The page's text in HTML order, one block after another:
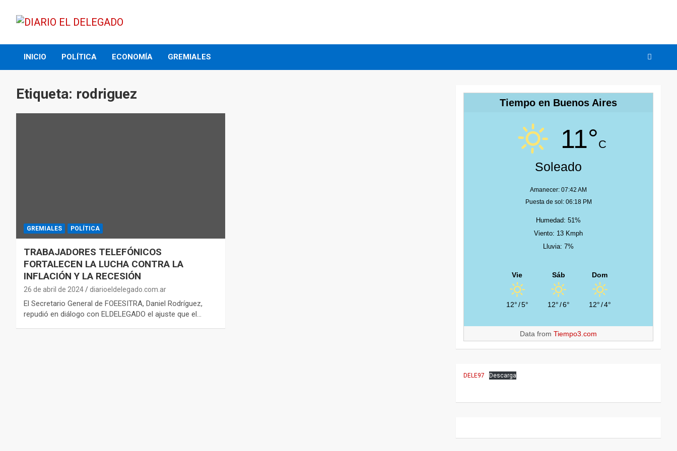
content
DIARIO EL DELEGADO
INICIO POLÍTICA ECONOMÍA GREMIALES
Etiqueta: rodriguez
GREMIALES POLÍTICA
TRABAJADORES TELEFÓNICOS
FORTALECEN LA LUCHA CONTRA LA
INFLACIÓN Y LA RECESIÓN
26 de abril de 2024 diarioeldelegado.com.ar
El Secretario General de FOEESITRA, Daniel Rodríguez,
repudió en diálogo con ELDELEGADO el ajuste que el…
Tiempo en Buenos Aires
11°C
Soleado
Amanecer: 07:42 AM
Puesta de sol: 06:18 PM
Humedad: 51%
Viento: 13 Kmph
Lluvia: 7%
Vie
12°/5°
Sáb
12°/6°
Dom
12°/4°
Data fromTiempo3.com
DELE97 Descarga